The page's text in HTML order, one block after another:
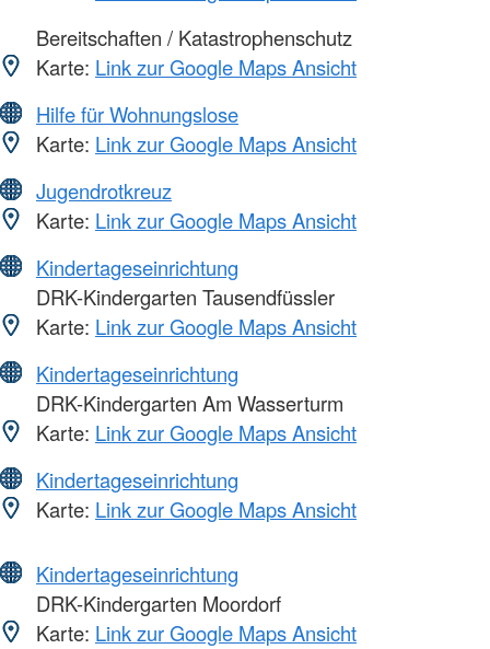
Bereitschaften / Katastrophenschutz
Karte: Link zur Google Maps Ansicht
Hilfe für Wohnungslose
Karte: Link zur Google Maps Ansicht
Jugendrotkreuz
Karte: Link zur Google Maps Ansicht
Kindertageseinrichtung
DRK-Kindergarten Tausendfüssler
Karte: Link zur Google Maps Ansicht
Kindertageseinrichtung
DRK-Kindergarten Am Wasserturm
Karte: Link zur Google Maps Ansicht
Kindertageseinrichtung
Karte: Link zur Google Maps Ansicht
Kindertageseinrichtung
DRK-Kindergarten Moordorf
Karte: Link zur Google Maps Ansicht